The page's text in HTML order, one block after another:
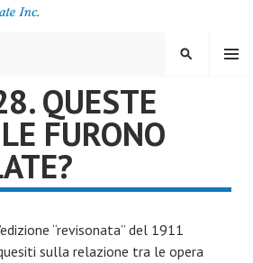
WHITE ESTATE
INC.
MENU
CERCA
QUESTE
FURONO
“revisonata” del 1911
sulla relazione tra le opera